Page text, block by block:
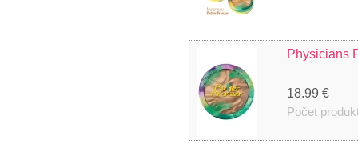
Physicians
18.99 €
Počet